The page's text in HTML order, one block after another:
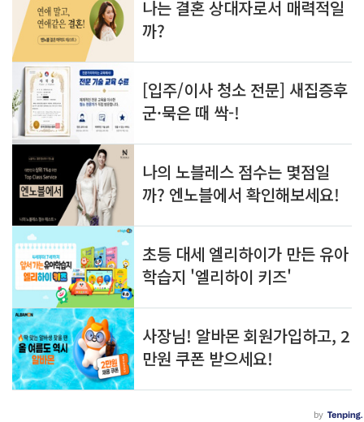
SODERHAMN 쇠데르함드, 4인용 소파 (이케아
소파) 제품번호 : 693.058.19 컬러 : 비아르프
베이지/브라운 외..